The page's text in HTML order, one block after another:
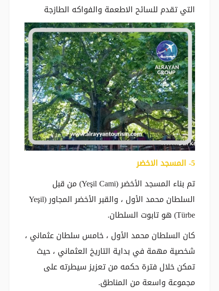
التي تقدم للسائح الاطعمة والفواكه الطازجة
‎-5 المسجد الاخضر
تم بناء المسجد الأخضر (Yeşil Cami) من قبل
السلطان محمد الأول ، والقبر الأخضر المجاور (Yeşil
Türbe) هو تابوت السلطان.
كان السلطان محمد الأول ، خامس سلطان عثماني ،
شخصية مهمة في بداية التاريخ العثماني ، حيث
تمكن خلال فترة حكمه من تعزيز سيطرته على
مجموعة واسعة من المناطق.